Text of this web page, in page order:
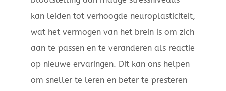
kan leiden tot verhoogde neuroplasticiteit,
wat het vermogen van het brein is om zich
aan te passen en te veranderen als reactie
op nieuwe ervaringen. Dit kan ons helpen
om sneller te leren en beter te presteren